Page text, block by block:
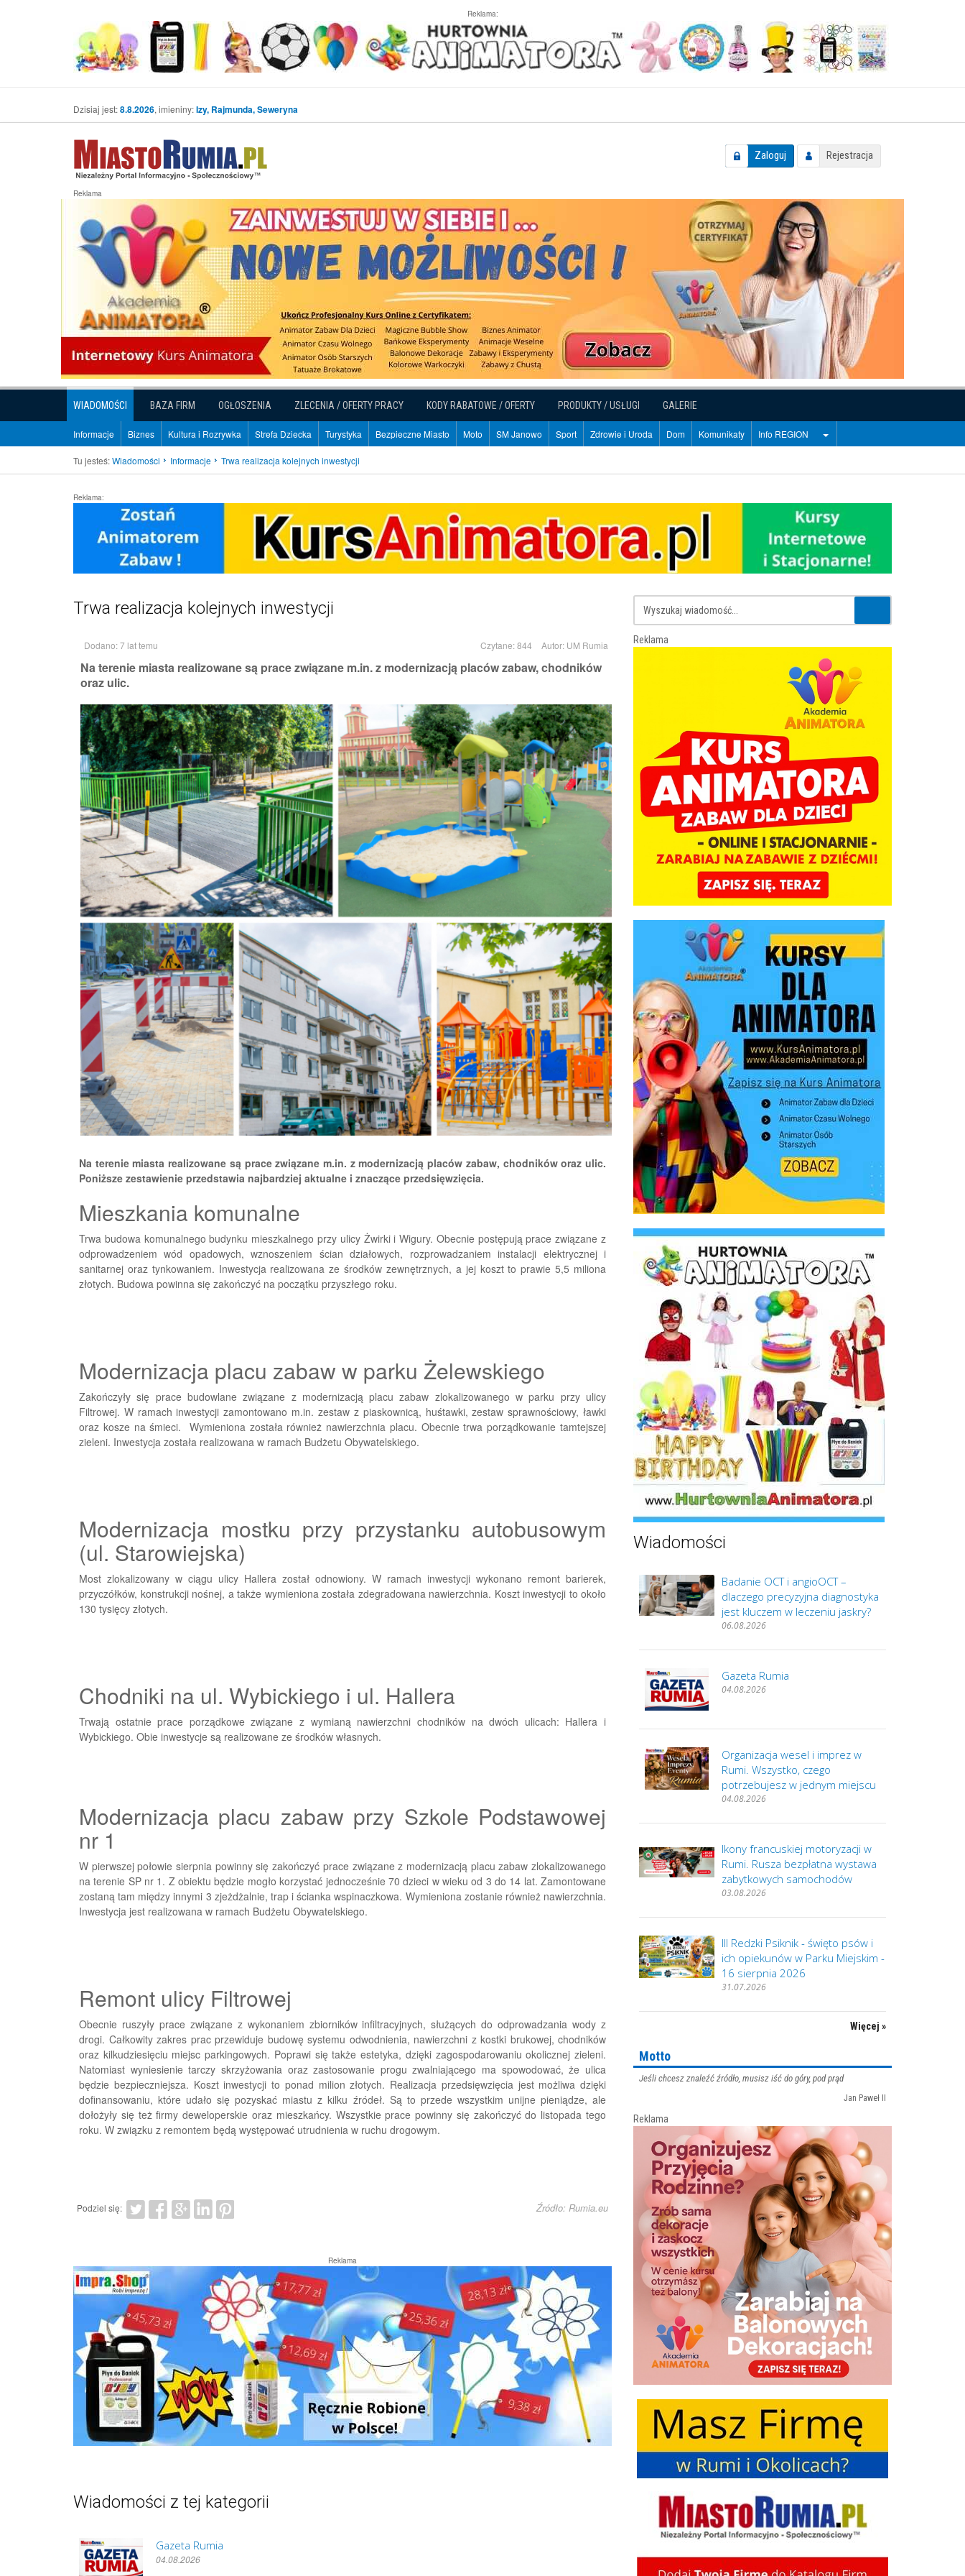
Reklama:
Dzisiaj jest:8.8.2026, imieniny:Izy, Rajmunda, Seweryna
Zaloguj Rejestracja
Reklama
WIADOMOŚCI BAZA FIRM OGŁOSZENIA ZLECENIA / OFERTY PRACY KODY RABATOWE / OFERTY PRODUKTY / USŁUGI GALERIE
Informacje Biznes Kultura i Rozrywka Strefa Dziecka Turystyka Bezpieczne Miasto Moto SM Janowo Sport Zdrowie i Uroda Dom Komunikaty Info REGION
Tu jesteś:Wiadomości Informacje Trwa realizacja kolejnych inwestycji
Reklama:
Trwa realizacja kolejnych inwestycji
Dodano: 7 lat temu Czytane: 844 Autor: UM Rumia
Na terenie miasta realizowane są prace związane m.in. z modernizacją placów zabaw, chodników
oraz ulic.
Na terenie miasta realizowane są prace związane m.in. z modernizacją placów zabaw, chodników oraz ulic.
Poniższe zestawienie przedstawia najbardziej aktualne i znaczące przedsięwzięcia.
Mieszkania komunalne
Trwa budowa komunalnego budynku mieszkalnego przy ulicy Żwirki i Wigury. Obecnie postępują prace związane z
odprowadzeniem wód opadowych, wznoszeniem ścian działowych, rozprowadzaniem instalacji elektrycznej i
sanitarnej oraz tynkowaniem. Inwestycja realizowana ze środków zewnętrznych, a jej koszt to prawie 5,5 miliona
złotych. Budowa powinna się zakończyć na początku przyszłego roku.
Modernizacja placu zabaw w parku Żelewskiego
Zakończyły się prace budowlane związane z modernizacją placu zabaw zlokalizowanego w parku przy ulicy
Filtrowej. W ramach inwestycji zamontowano m.in. zestaw z piaskownicą, huśtawki, zestaw sprawnościowy, ławki
oraz kosze na śmieci. Wymieniona została również nawierzchnia placu. Obecnie trwa porządkowanie tamtejszej
zieleni. Inwestycja została realizowana w ramach Budżetu Obywatelskiego.
Modernizacja mostku przy przystanku autobusowym
(ul. Starowiejska)
Most zlokalizowany w ciągu ulicy Hallera został odnowiony. W ramach inwestycji wykonano remont barierek,
przyczółków, konstrukcji nośnej, a także wymieniona została zdegradowana nawierzchnia. Koszt inwestycji to około
130 tysięcy złotych.
Chodniki na ul. Wybickiego i ul. Hallera
Trwają ostatnie prace porządkowe związane z wymianą nawierzchni chodników na dwóch ulicach: Hallera i
Wybickiego. Obie inwestycje są realizowane ze środków własnych.
Modernizacja placu zabaw przy Szkole Podstawowej
nr 1
W pierwszej połowie sierpnia powinny się zakończyć prace związane z modernizacją placu zabaw zlokalizowanego
na terenie SP nr 1. Z obiektu będzie mogło korzystać jednocześnie 70 dzieci w wieku od 3 do 14 lat. Zamontowane
zostaną tam między innymi 3 zjeżdżalnie, trap i ścianka wspinaczkowa. Wymieniona zostanie również nawierzchnia.
Inwestycja jest realizowana w ramach Budżetu Obywatelskiego.
Remont ulicy Filtrowej
Obecnie ruszyły prace związane z wykonaniem zbiorników infiltracyjnych, służących do odprowadzania wody z
drogi. Całkowity zakres prac przewiduje budowę systemu odwodnienia, nawierzchni z kostki brukowej, chodników
oraz kilkudziesięciu miejsc parkingowych. Poprawi się także estetyka, dzięki zagospodarowaniu okolicznej zieleni.
Natomiast wyniesienie tarczy skrzyżowania oraz zastosowanie progu zwalniającego ma spowodować, że ulica
będzie bezpieczniejsza. Koszt inwestycji to ponad milion złotych. Realizacja przedsięwzięcia jest możliwa dzięki
dofinansowaniu, które udało się pozyskać miastu z kilku źródeł. Są to przede wszystkim unijne pieniądze, ale
dołożyły się też firmy deweloperskie oraz mieszkańcy. Wszystkie prace powinny się zakończyć do listopada tego
roku. W związku z remontem będą występować utrudnienia w ruchu drogowym.
Podziel się: Źródło: Rumia.eu
Reklama
Wiadomości z tej kategorii
Gazeta Rumia
04.08.2026
Reklama
Wiadomości
Badanie OCT i angioOCT –
dlaczego precyzyjna diagnostyka
jest kluczem w leczeniu jaskry?
06.08.2026
Gazeta Rumia
04.08.2026
Organizacja wesel i imprez w
Rumi. Wszystko, czego
potrzebujesz w jednym miejscu
04.08.2026
Ikony francuskiej motoryzacji w
Rumi. Rusza bezpłatna wystawa
zabytkowych samochodów
03.08.2026
III Redzki Psiknik - święto psów i
ich opiekunów w Parku Miejskim -
16 sierpnia 2026
31.07.2026
Więcej »
Motto
Jeśli chcesz znaleźć źródło, musisz iść do góry, pod prąd
Jan Paweł II
Reklama